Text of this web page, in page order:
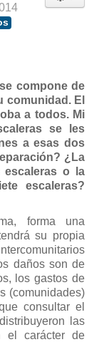
en Propiedad
compone de
comunidad. El
a todos. Mi
se les
a esas dos
¿La
o la
escaleras?
forma una
su propia
daños son de
los gastos de
(comunidades)
consultar el
las
el carácter de